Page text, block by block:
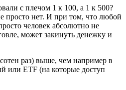
с плечом 1 к 100, а 1 к 500?
просто нет. И при том, что любой
человек абсолютно не
может закинуть денежку и
раз) выше, чем например в
или ETF (на которые доступ